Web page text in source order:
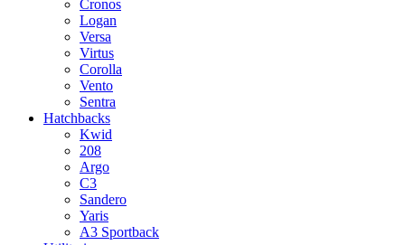
Cronos
Logan
Versa
Virtus
Corolla
Vento
Sentra
Hatchbacks
Kwid
208
Argo
C3
Sandero
Yaris
A3 Sportback